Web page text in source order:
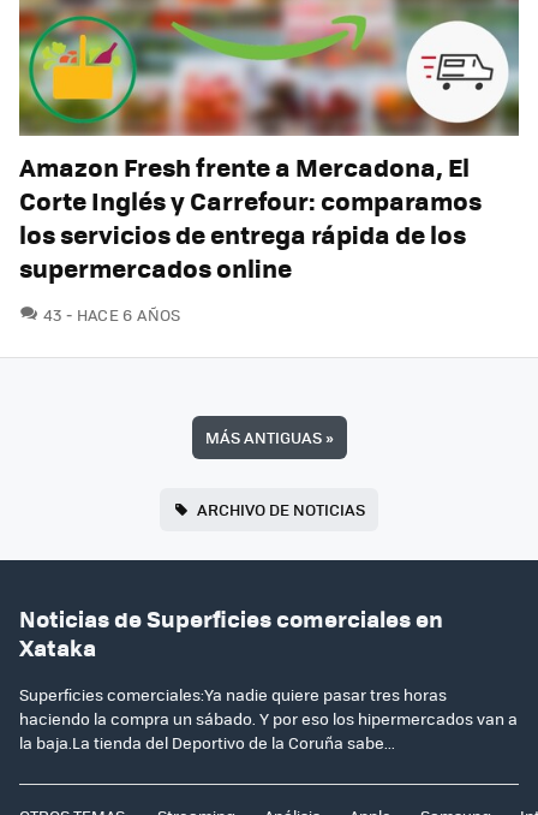
Amazon Fresh frente a Mercadona, El
Corte Inglés y Carrefour: comparamos
los servicios de entrega rápida de los
supermercados online
43 COMENTARIOS
HACE 6 AÑOS
MÁS ANTIGUAS»
ARCHIVO DE NOTICIAS
Noticias de Superficies comerciales en
Xataka
Superficies comerciales:Ya nadie quiere pasar tres horas
haciendo la compra un sábado. Y por eso los hipermercados van a
la baja.La tienda del Deportivo de la Coruña sabe...